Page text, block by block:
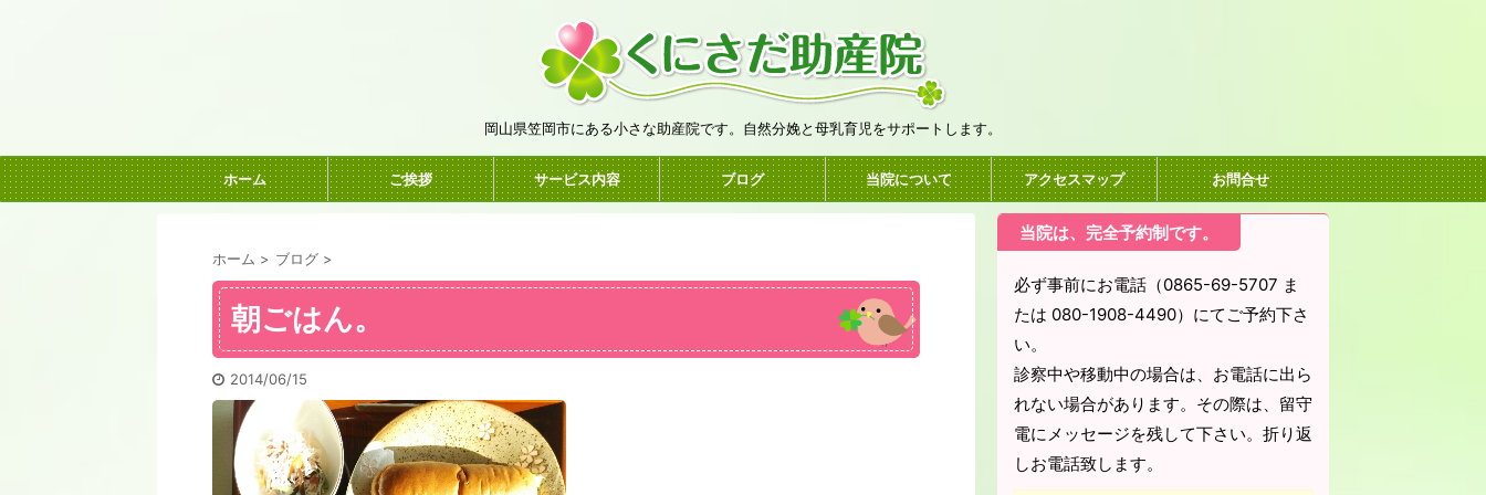
岡山県笠岡市にある小さな助産院です。自然分娩と母乳育児をサポートします。
ホーム ご挨拶 サービス内容 ブログ 当院について アクセスマップ お問合せ
ホーム > ブログ >
朝ごはん。
2014/06/15
当院は、完全予約制です。
必ず事前にお電話（0865-69-5707 ま
たは 080-1908-4490）にてご予約下さ
い。
診察中や移動中の場合は、お電話に出ら
れない場合があります。その際は、留守
電にメッセージを残して下さい。折り返
しお電話致します。